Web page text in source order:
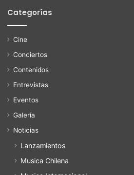
Categorías
Cine
Conciertos
Contenidos
Entrevistas
Eventos
Galería
Noticias
Lanzamientos
Musica Chilena